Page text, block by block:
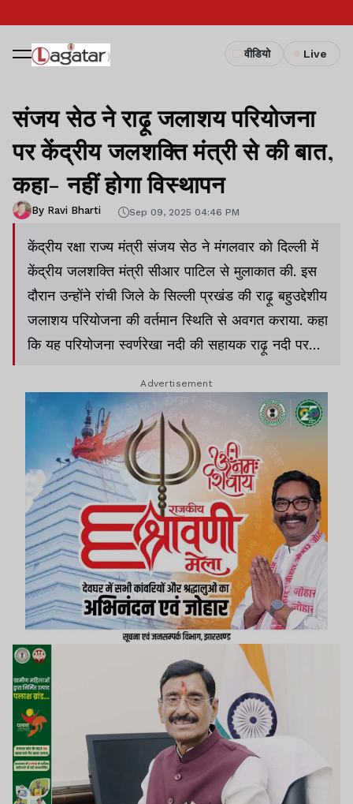
वीडियो Live
संजय सेठ ने राढ़ू जलाशय परियोजना
पर केंद्रीय जलशक्ति मंत्री से की बात,
कहा- नहीं होगा विस्थापन
By Ravi Bharti Sep 09, 2025 04:46 PM
केंद्रीय रक्षा राज्य मंत्री संजय सेठ ने मंगलवार को दिल्ली में
केंद्रीय जलशक्ति मंत्री सीआर पाटिल से मुलाकात की. इस
दौरान उन्होंने रांची जिले के सिल्ली प्रखंड की राढ़ू बहुउद्देशीय
जलाशय परियोजना की वर्तमान स्थिति से अवगत कराया. कहा
कि यह परियोजना स्वर्णरेखा नदी की सहायक राढ़ू नदी पर
Advertisement